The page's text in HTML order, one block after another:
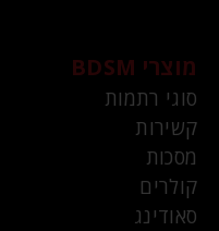
מוצרי BDSM
סוגי רתמות
קשירות
מסכות
קולרים
סאודינג